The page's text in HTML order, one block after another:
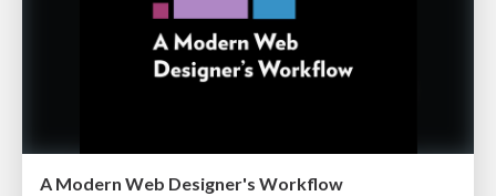
A Modern Web Designer's Workflow